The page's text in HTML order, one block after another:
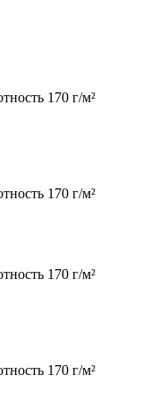
170 г/м²
170 г/м²
170 г/м²
170 г/м²